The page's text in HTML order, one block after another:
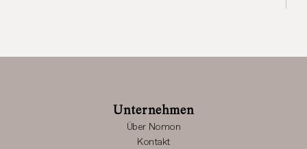
Unternehmen
Über Nomon
Kontakt